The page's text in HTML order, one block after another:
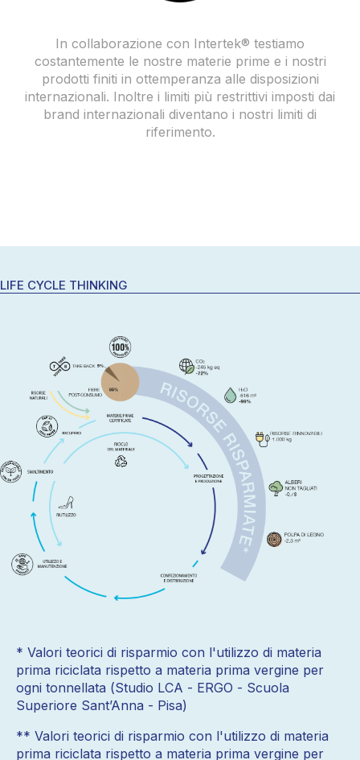
In collaborazione con Intertek® testiamo
costantemente le nostre materie prime e i nostri
prodotti finiti in ottemperanza alle disposizioni
internazionali. Inoltre i limiti più restrittivi imposti dai
brand internazionali diventano i nostri limiti di
riferimento.
LIFE CYCLE THINKING
* Valori teorici di risparmio con l'utilizzo di materia
prima riciclata rispetto a materia prima vergine per
ogni tonnellata (Studio LCA - ERGO - Scuola
Superiore Sant’Anna - Pisa)
** Valori teorici di risparmio con l'utilizzo di materia
prima riciclata rispetto a materia prima vergine per